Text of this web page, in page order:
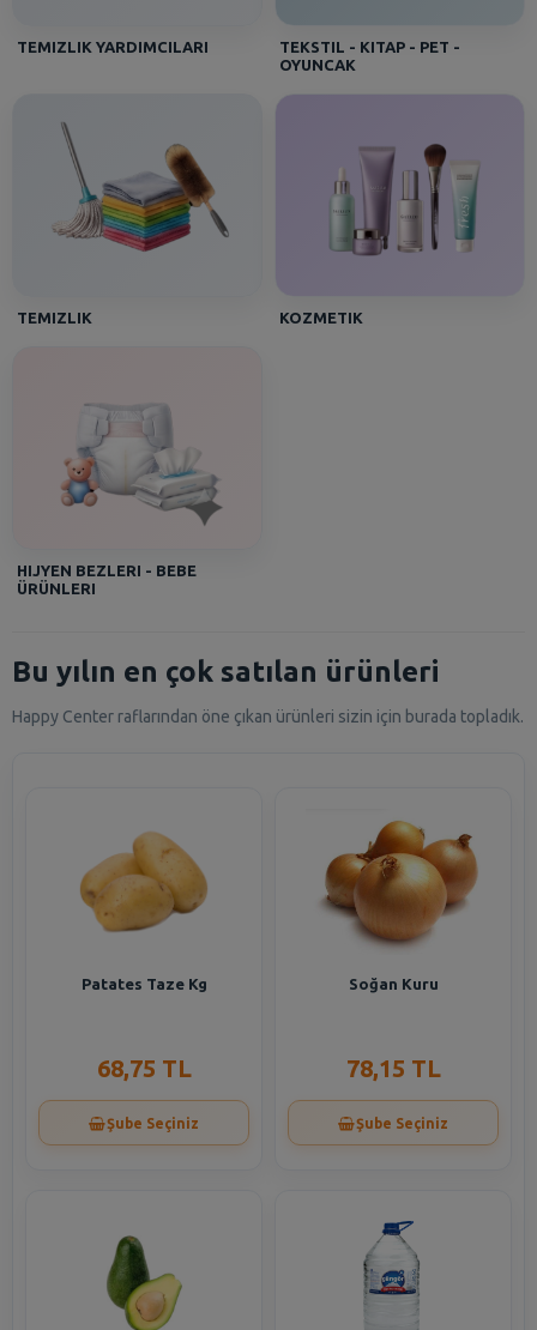
TEMIZLIK YARDIMCILARI
TEKSTIL - KITAP - PET -
OYUNCAK
TEMIZLIK KOZMETIK
HIJYEN BEZLERI - BEBE
ÜRÜNLERI
Bu yılın en çok satılan ürünleri
Happy Center raflarından öne çıkan ürünleri sizin için burada topladık.
Patates Taze Kg
68,75 TL
Şube Seçiniz
Soğan Kuru
78,15 TL
Şube Seçiniz